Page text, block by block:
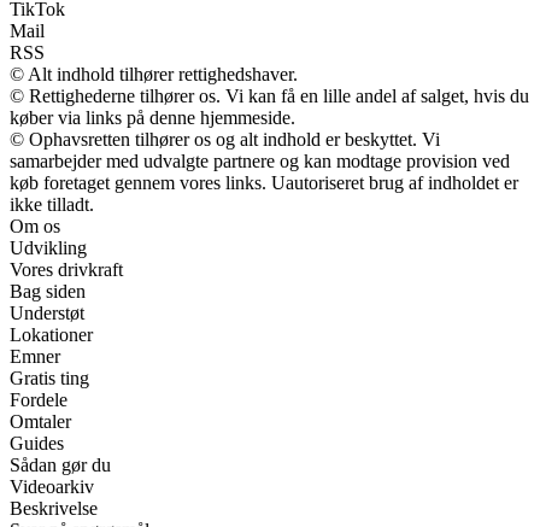
TikTok
Mail
RSS
© Alt indhold tilhører rettighedshaver.
© Rettighederne tilhører os. Vi kan få en lille andel af salget, hvis du
køber via links på denne hjemmeside.
© Ophavsretten tilhører os og alt indhold er beskyttet. Vi
samarbejder med udvalgte partnere og kan modtage provision ved
køb foretaget gennem vores links. Uautoriseret brug af indholdet er
ikke tilladt.
Om os
Udvikling
Vores drivkraft
Bag siden
Understøt
Lokationer
Emner
Gratis ting
Fordele
Omtaler
Guides
Sådan gør du
Videoarkiv
Beskrivelse